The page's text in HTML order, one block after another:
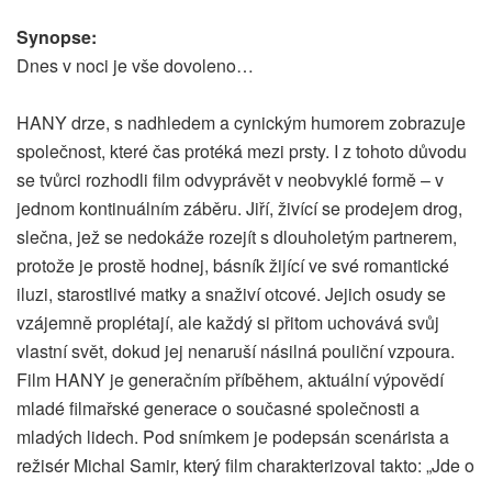
Synopse:
Dnes v noci je vše dovoleno…
HANY drze, s nadhledem a cynickým humorem zobrazuje
společnost, které čas protéká mezi prsty. I z tohoto důvodu
se tvůrci rozhodli film odvyprávět v neobvyklé formě – v
jednom kontinuálním záběru. Jiří, živící se prodejem drog,
slečna, jež se nedokáže rozejít s dlouholetým partnerem,
protože je prostě hodnej, básník žijící ve své romantické
iluzi, starostlivé matky a snaživí otcové. Jejich osudy se
vzájemně proplétají, ale každý si přitom uchovává svůj
vlastní svět, dokud jej nenaruší násilná pouliční vzpoura.
Film HANY je generačním příběhem, aktuální výpovědí
mladé filmařské generace o současné společnosti a
mladých lidech. Pod snímkem je podepsán scenárista a
režisér Michal Samir, který film charakterizoval takto: „Jde o